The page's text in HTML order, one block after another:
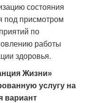
состояния
под присмотром
по
работы
здоровья.
Жизни»
услугу на
вариант